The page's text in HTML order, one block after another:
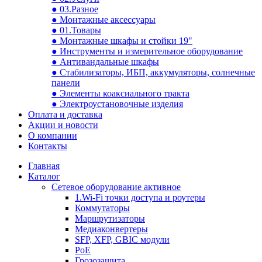
● 03.Разное
● Монтажные аксессуары
● 01.Товары
● Монтажные шкафы и стойки 19"
● Инструменты и измерительное оборудование
● Антивандальные шкафы
● Стабилизаторы, ИБП, аккумуляторы, солнечные
панели
● Элементы коаксиального тракта
● Электроустановочные изделия
Оплата и доставка
Акции и новости
О компании
Контакты
Главная
Каталог
Сетевое оборудование активное
1.Wi-Fi точки доступа и роутеры
Коммутаторы
Маршрутизаторы
Медиаконвертеры
SFP, XFP, GBIC модули
PoE